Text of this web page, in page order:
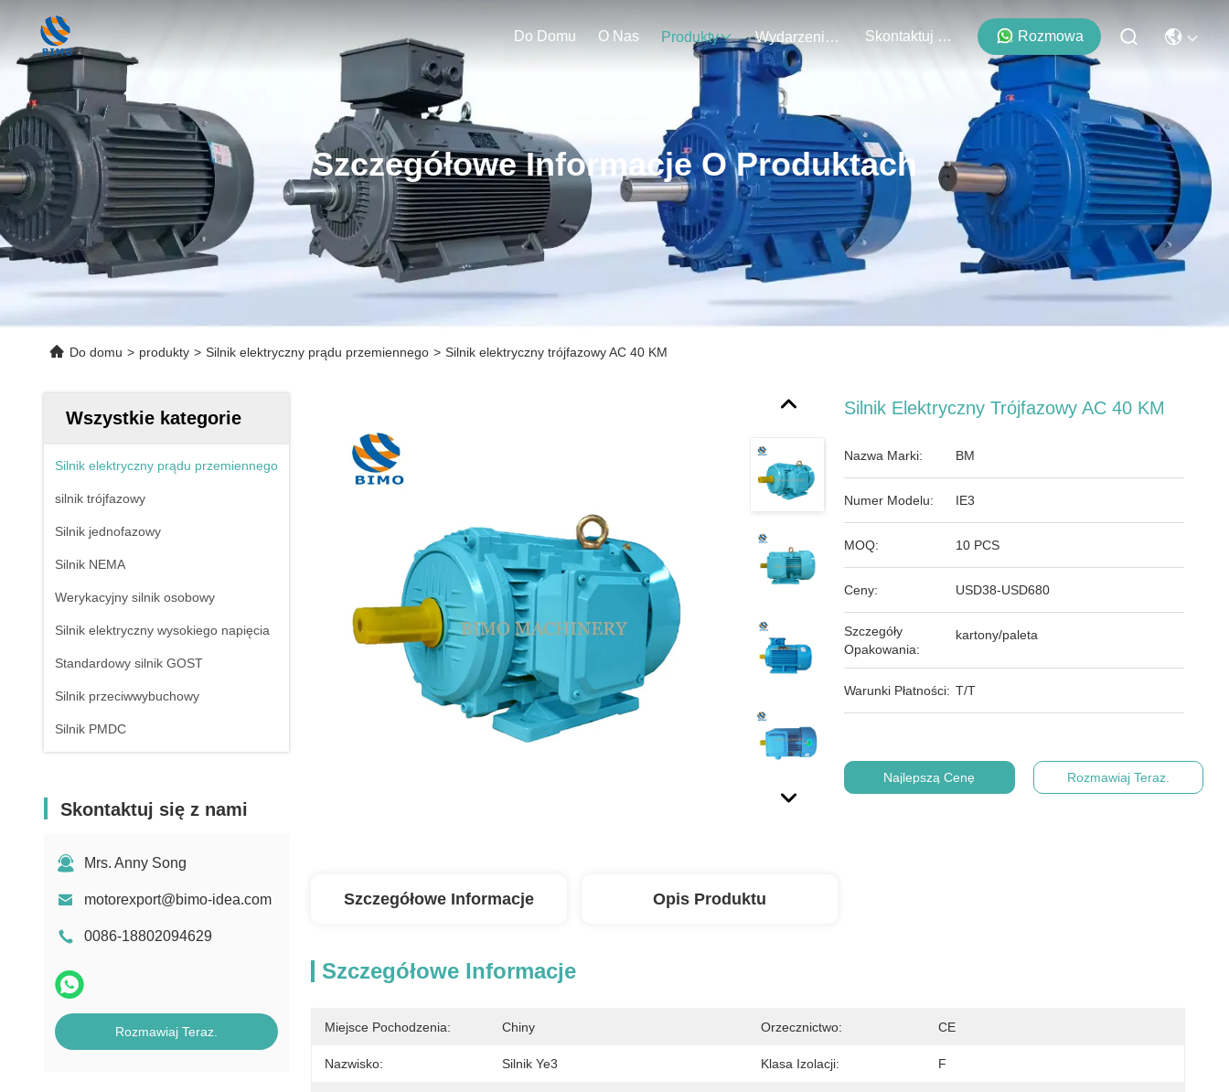
Do Domu O Nas Produkty Wydarzenia Skontaktuj Się Z Nami Rozmowa
Szczegółowe Informacje O Produktach
Do domu > produkty > Silnik elektryczny prądu przemiennego > Silnik elektryczny trójfazowy AC 40 KM
Wszystkie kategorie
Silnik elektryczny prądu przemiennego
silnik trójfazowy
Silnik jednofazowy
Silnik NEMA
Werykacyjny silnik osobowy
Silnik elektryczny wysokiego napięcia
Standardowy silnik GOST
Silnik przeciwwybuchowy
Silnik PMDC
Skontaktuj się z nami
Mrs. Anny Song
motorexport@bimo-idea.com
0086-18802094629
Rozmawiaj Teraz.
Silnik Elektryczny Trójfazowy AC 40 KM
Nazwa Marki: BM
Numer Modelu: IE3
MOQ: 10 PCS
Ceny: USD38-USD680
Szczegóły
Opakowania:
kartony/paleta
Warunki Płatności: T/T
Najlepszą Cenę Rozmawiaj Teraz.
Szczegółowe Informacje Opis Produktu
Szczegółowe Informacje
Miejsce Pochodzenia: Chiny Orzecznictwo: CE
Nazwisko: Silnik Ye3 Klasa Izolacji: F